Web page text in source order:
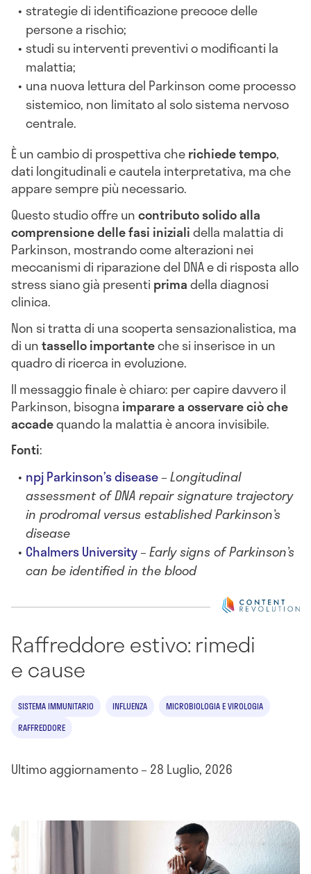
strategie di identificazione precoce delle
persone a rischio;
studi su interventi preventivi o modificanti la
malattia;
una nuova lettura del Parkinson come processo
sistemico, non limitato al solo sistema nervoso
centrale.
È un cambio di prospettiva cherichiede tempo,
dati longitudinali e cautela interpretativa, ma che
appare sempre più necessario.
Questo studio offre uncontributo solido alla
comprensione delle fasi inizialidella malattia di
Parkinson, mostrando come alterazioni nei
meccanismi di riparazione del DNA e di risposta allo
stress siano già presenti primadella diagnosi
clinica.
Non si tratta di una scoperta sensazionalistica, ma
di untassello importanteche si inserisce in un
quadro di ricerca in evoluzione.
Il messaggio finale è chiaro: per capire davvero il
Parkinson, bisogna imparare a osservare ciò che
accadequando la malattia è ancora invisibile.
Fonti:
npj Parkinson’s disease–Longitudinal
assessment of DNA repair signature trajectory
in prodromal versus established Parkinson’s
disease
Chalmers University–Early signs of Parkinson’s
can be identified in the blood
Raffreddore estivo: rimedi
e cause
SISTEMA IMMUNITARIO INFLUENZA
MICROBIOLOGIA E VIROLOGIA
RAFFREDDORE
Ultimo aggiornamento – 28 Luglio, 2026